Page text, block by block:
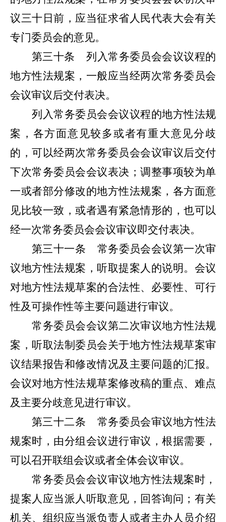
议三十日前，应当征求省人民代表大会有关
专门委员会的意见。
第三十条
列入常务委员会会议议程的
地方性法规案，一般应当经两次常务委员会
会议审议后交付表决。
列入常务委员会会议议程的地方性法规
案，各方面意见较多或者有重大意见分歧
的，可以经两次常务委员会会议审议后交付
下次常务委员会会议表决；调整事项较为单
一或者部分修改的地方性法规案，各方面意
见比较一致，或者遇有紧急情形的，也可以
经一次常务委员会会议审议即交付表决。
第三十一条
常务委员会会议第一次审
议地方性法规案，听取提案人的说明。会议
对地方性法规草案的合法性、必要性、可行
性及可操作性等主要问题进行审议。
常务委员会会议第二次审议地方性法规
案，听取法制委员会关于地方性法规草案审
议结果报告和修改情况及主要问题的汇报。
会议对地方性法规草案修改稿的重点、难点
及主要分歧意见进行审议。
第三十二条
常务委员会审议地方性法
规案时，由分组会议进行审议，根据需要，
可以召开联组会议或者全体会议审议。
常务委员会会议审议地方性法规案时，
提案人应当派人听取意见，回答询问；有关
机关、组织应当派负责人或者主办人员介绍